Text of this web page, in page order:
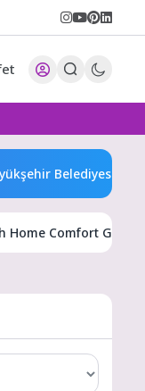
Belediyesi “Sağlıklı
Home Comfort